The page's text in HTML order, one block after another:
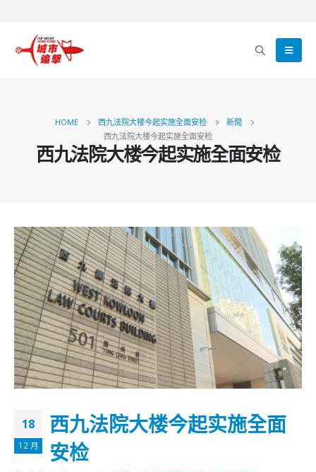
HOME 西九法院大楼今起实施全面安检
新聞
西九法院大楼今起实施全面安检
西九法院大楼今起实施全面安检
18
12 月
西九法院大楼今起实施全面
安检